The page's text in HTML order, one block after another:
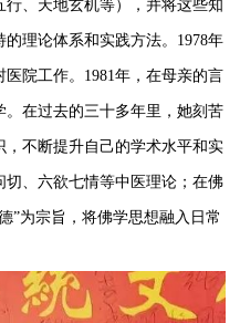
、天地玄机等），并将这些知
理论体系和实践方法。1978年
院工作。1981年，在母亲的言
在过去的三十多年里，她刻苦
不断提升自己的学术水平和实
、六欲七情等中医理论；在佛
”为宗旨，将佛学思想融入日常